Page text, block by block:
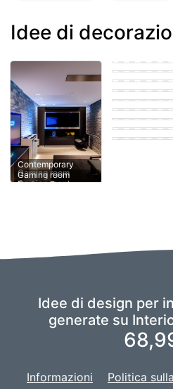
Idee di
Contemporary
Gaming room
Contemporary
Gaming room
Gaming room
Gaming room
Eastern
room
Gaming room
Gaming room
Eastern
room
Modern
room
Gaming room
Gaming room
Eastern
room
Eastern
room
Idee di design per
generate su
Informazioni Politica